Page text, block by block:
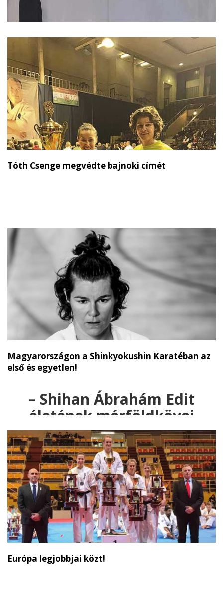
Tóth Csenge megvédte bajnoki címét
Magyarországon a Shinkyokushin Karatéban az
első és egyetlen!
– Shihan Ábrahám Edit
életének mérföldkövei
Európa legjobbjai közt!